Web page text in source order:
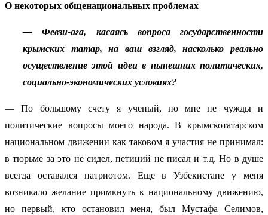
О некоторых общенациональных проблемах
— Февзи-ага, касаясь вопроса государственности
крымских татар, на ваш взгляд, насколько реально
осуществление этой идеи в нынешних политических,
социально-экономических условиях?
— По большому счету я ученый, но мне не чужды и
политические вопросы моего народа. В крымскотатарском
национальном движении как таковом я участия не принимал:
в тюрьме за это не сидел, петиций не писал и т.д. Но в душе
всегда оставался патриотом. Еще в Узбекистане у меня
возникало желание примкнуть к национальному движению,
но первый, кто остановил меня, был Мустафа Селимов,